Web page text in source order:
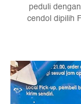
peduli
cendol dipilih